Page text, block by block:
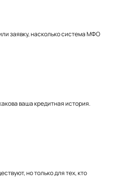
заявку, насколько система МФО
ваша кредитная история.
но только для тех, кто